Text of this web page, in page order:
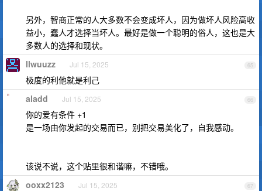
另外，智商正常的人大多数不会变成坏人，因为做坏人风险高收
益小，蠢人才选择当坏人。最好是做一个聪明的俗人，这也是大
多数人的选择和现状。
65
llwuuzz Jul 15, 2025
极度的利他就是利己
66
aladd Jul 15, 2025
你的爱有条件 +1
是一场由你发起的交易而已，别把交易美化了，自我感动。
该说不说，这个贴里很和谐嘛，不错哦。
67
ooxx2123 Jul 15, 2025